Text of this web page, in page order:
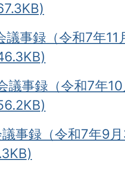
議事録（令和7年
議事録（令和7年
事録（令和7年9